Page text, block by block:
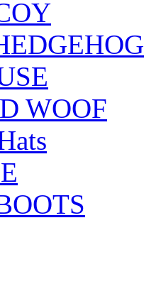
WOOF